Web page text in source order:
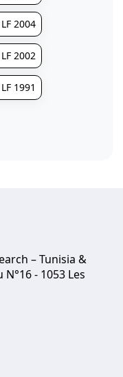
2004
2002
1991
– Tunisia &
- 1053 Les